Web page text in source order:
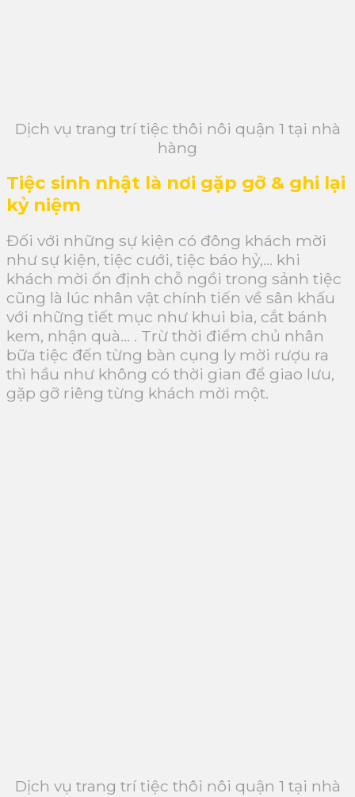
Dịch vụ trang trí tiệc thôi nôi quận 1 tại nhà
hàng
Tiệc sinh nhật là nơi gặp gỡ & ghi lại
kỷ niệm
Đối với những sự kiện có đông khách mời
như sự kiện, tiệc cưới, tiệc báo hỷ,… khi
khách mời ổn định chỗ ngồi trong sảnh tiệc
cũng là lúc nhân vật chính tiến về sân khấu
với những tiết mục như khui bia, cắt bánh
kem, nhận quà… . Trừ thời điểm chủ nhân
bữa tiệc đến từng bàn cụng ly mời rượu ra
thì hầu như không có thời gian để giao lưu,
gặp gỡ riêng từng khách mời một.
Dịch vụ trang trí tiệc thôi nôi quận 1 tại nhà